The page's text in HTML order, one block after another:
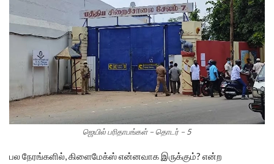
ஜெயில் பரிதாபங்கள் – தொடர் – 5
பல நேரங்களில், கிளைமேக்ஸ் என்னவாக இருக்கும்? என்ற